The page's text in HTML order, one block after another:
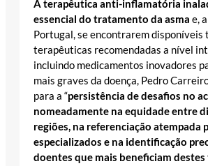
A terapêutica anti-inflamatória
essencial do tratamento da asma e,
Portugal, se encontrarem disponíveis
terapêuticas recomendadas a nível
incluindo medicamentos inovadores
mais graves da doença, Pedro
para a “persistência de desafios no
nomeadamente na equidade entre
regiões, na referenciação atempada
especializados e na identificação
doentes que mais beneficiam